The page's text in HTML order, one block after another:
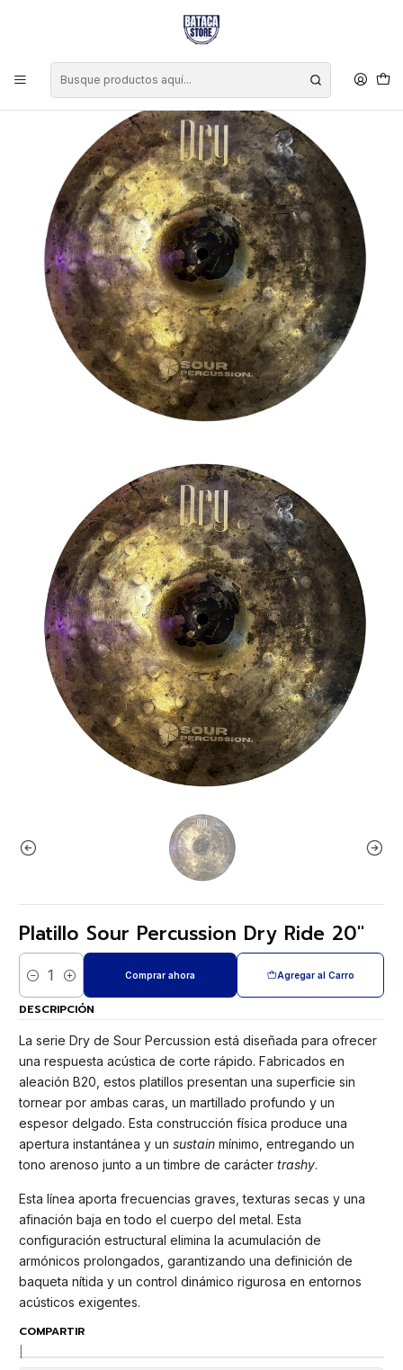
Marcas Sour Percussion
Platillo Sour Percussion Dry Ride 20"
Platillo Sour Percussion Dry Ride 20"
Cantidad
Agregar al Carro
Comprar ahora
DESCRIPCIÓN
La serie Dry de Sour Percussion está diseñada para ofrecer
una respuesta acústica de corte rápido. Fabricados en
aleación B20, estos platillos presentan una superficie sin
tornear por ambas caras, un martillado profundo y un
espesor delgado. Esta construcción física produce una
apertura instantánea y un sustain mínimo, entregando un
tono arenoso junto a un timbre de carácter trashy.
Esta línea aporta frecuencias graves, texturas secas y una
afinación baja en todo el cuerpo del metal. Esta
configuración estructural elimina la acumulación de
armónicos prolongados, garantizando una definición de
baqueta nítida y un control dinámico rigurosa en entornos
acústicos exigentes.
COMPARTIR